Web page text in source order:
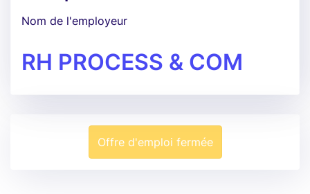
Nom de l'employeur
RH PROCESS & COM
Offre d'emploi fermée